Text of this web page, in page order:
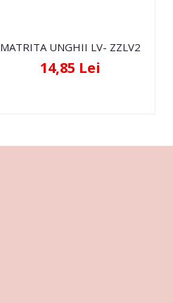
MATRITA UNGHII LV- ZZLV2
14,85 Lei